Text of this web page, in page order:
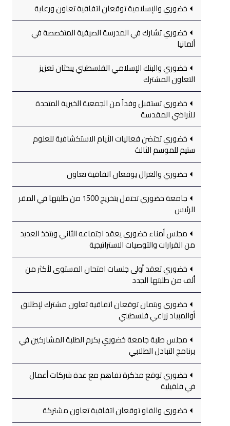
خضوري والإسلامية توقعان اتفاقية تعاون ورعاية
خضوري تشارك في المدرسة الصيفية المتخصصة في
ألمانيا
خضوري والبنك الإسلامي الفلسطيني يبحثان تعزيز
التعاون المشترك
خضوري تستقبل وفداً من الجمعية الخيرية المتحدة
للأراضي المقدسة
خضوري تحتضن فعاليات الأيام الاستكشافية للعلوم
ستيم للموسم الثالث
خضوري والغزال يوقعان اتفاقية تعاون
جامعة خضوري تحتفل بتخريج 1500 من طلبتها في المقر
الرئيس
مجلس أمناء خضوري يعقد اجتماعه الثاني ويتخذ العديد
من القرارات والتوصيات الاستراتيجية
خضوري تعقد أولى جلسات امتحان المستوى لأكثر من
ألف من طلبتها الجدد
خضوري وبتمان توقعان اتفاقية تعاون مشترك لإطلاق
أوالمبياد زراعي فلسطيني
مجلس طلبة جامعة خضوري يكرم الطلبة المشاركين في
برنامج التبادل الطلابي
خضوري توقع مذكرة تفاهم مع عدة شركات أعمال
في قلقيلية
خضوري والفاو توقعان اتفاقية تعاون مشتركة